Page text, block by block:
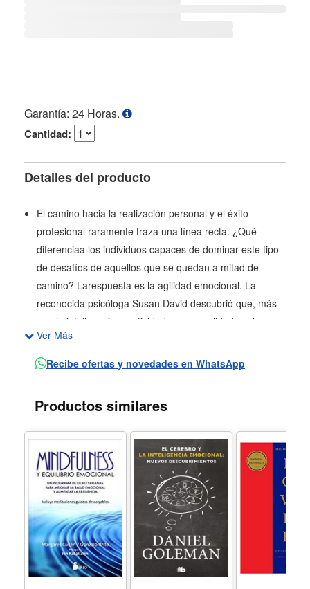
Garantía: 24 Horas.
Cantidad:
Detalles del producto
El camino hacia la realización personal y el éxito
profesional raramente traza una línea recta. ¿Qué
diferenciaa los individuos capaces de dominar este tipo
de desafíos de aquellos que se quedan a mitad de
camino? Larespuesta es la agilidad emocional. La
reconocida psicóloga Susan David descubrió que, más
que la inteligencia,creatividad o personalidad, es la
forma en que gestionamos nuestro mundo interior -
nuestros pensamientosy emociones- lo que finalmente
circunstancias, actuar en consonancia con sus principios
y realizar pequeños, pero poderosos,cambios que los
resitúan en la vía del crecimiento.
Ver Más
Recibe ofertas y novedades en WhatsApp
Productos similares